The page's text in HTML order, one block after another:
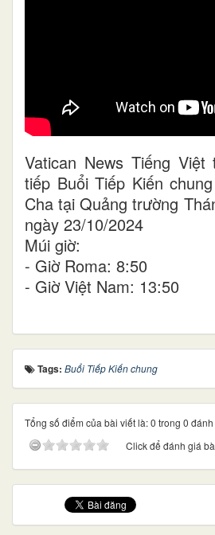
Vatican News Tiếng
tiếp Buổi Tiếp Kiến
Cha tại Quảng trường
ngày 23/10/2024
Múi giờ:
- Giờ Roma: 8:50
- Giờ Việt Nam: 13:50
Tags: Buổi Tiếp Kiến chung
Tổng số điểm của bài viết là: 0 trong 0
Click để đánh giá